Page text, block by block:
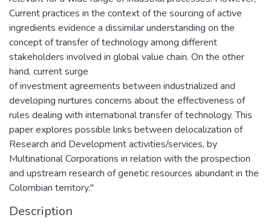
Current practices in the context of the sourcing of active
ingredients evidence a dissimilar understanding on the
concept of transfer of technology among different
stakeholders involved in global value chain. On the other
hand, current surge
of investment agreements between industrialized and
developing nurtures concerns about the effectiveness of
rules dealing with international transfer of technology. This
paper explores possible links between delocalization of
Research and Development activities/services, by
Multinational Corporations in relation with the prospection
and upstream research of genetic resources abundant in the
Colombian territory."
Description